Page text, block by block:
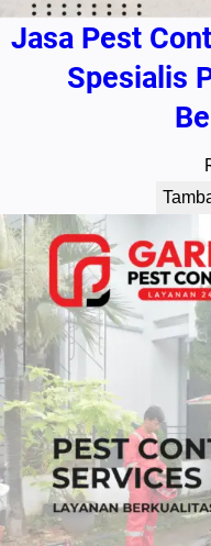
Jasa Pest
Spesialis